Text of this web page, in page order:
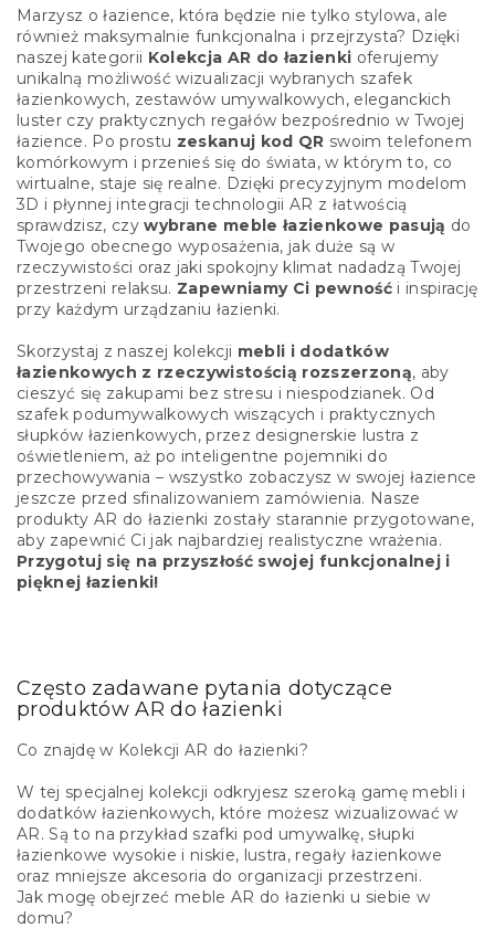
l
i
s
t
y
Marzysz o łazience, która będzie nie tylko stylowa, ale
również maksymalnie funkcjonalna i przejrzysta? Dzięki
naszej kategorii Kolekcja AR do łazienki oferujemy
unikalną możliwość wizualizacji wybranych szafek
łazienkowych, zestawów umywalkowych, eleganckich
luster czy praktycznych regałów bezpośrednio w Twojej
łazience. Po prostu zeskanuj kod QR swoim telefonem
komórkowym i przenieś się do świata, w którym to, co
wirtualne, staje się realne. Dzięki precyzyjnym modelom
3D i płynnej integracji technologii AR z łatwością
sprawdzisz, czywybrane meble łazienkowe pasują do
Twojego obecnego wyposażenia, jak duże są w
rzeczywistości oraz jaki spokojny klimat nadadzą Twojej
przestrzeni relaksu. Zapewniamy Ci pewność i inspirację
przy każdym urządzaniu łazienki.
Skorzystaj z naszej kolekcji mebli i dodatków
łazienkowych z rzeczywistością rozszerzoną, aby
cieszyć się zakupami bez stresu i niespodzianek. Od
szafek podumywalkowych wiszących i praktycznych
słupków łazienkowych, przez designerskie lustra z
oświetleniem, aż po inteligentne pojemniki do
przechowywania – wszystko zobaczysz w swojej łazience
jeszcze przed sfinalizowaniem zamówienia. Nasze
produkty AR do łazienki zostały starannie przygotowane,
aby zapewnić Ci jak najbardziej realistyczne wrażenia.
Przygotuj się na przyszłość swojej funkcjonalnej i
pięknej łazienki!
Często zadawane pytania dotyczące
produktów AR do łazienki
Co znajdę w Kolekcji AR do łazienki?
W tej specjalnej kolekcji odkryjesz szeroką gamę mebli i
dodatków łazienkowych, które możesz wizualizować w
AR. Są to na przykład szafki pod umywalkę, słupki
łazienkowe wysokie i niskie, lustra, regały łazienkowe
oraz mniejsze akcesoria do organizacji przestrzeni.
Jak mogę obejrzeć meble AR do łazienki u siebie w
domu?